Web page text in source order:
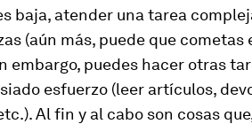
baja, atender una tarea
(aún más, puede que
embargo, puedes hacer otras
esfuerzo (leer artículos,
Al fin y al cabo son cosas